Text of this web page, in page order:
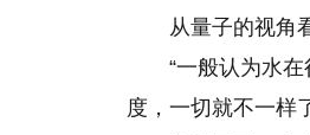
从量子的视角
“一般认为水
度，一切就不一样